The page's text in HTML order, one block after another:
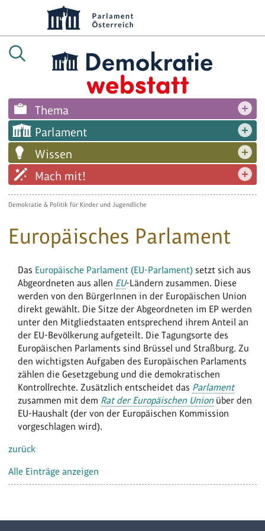
Thema
Parlament
Wissen
Mach mit!
Demokratie & Politik für Kinder und Jugendliche
Europäisches Parlament
Das Europäische Parlament (EU-Parlament) setzt sich aus
Abgeordneten aus allen EU-Ländern zusammen. Diese
werden von den BürgerInnen in der Europäischen Union
direkt gewählt. Die Sitze der Abgeordneten im EP werden
unter den Mitgliedstaaten entsprechend ihrem Anteil an
der EU-Bevölkerung aufgeteilt. Die Tagungsorte des
Europäischen Parlaments sind Brüssel und Straßburg. Zu
den wichtigsten Aufgaben des Europäischen Parlaments
zählen die Gesetzgebung und die demokratischen
Kontrollrechte. Zusätzlich entscheidet das Parlament
zusammen mit dem Rat der Europäischen Union über den
EU-Haushalt (der von der Europäischen Kommission
vorgeschlagen wird).
zurück
Alle Einträge anzeigen